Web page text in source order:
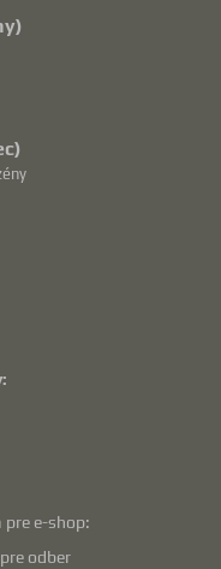
pre e-shop:
odber